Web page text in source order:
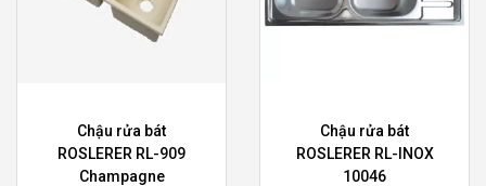
Chậu rửa bát
ROSLERER RL-909
Champagne
Chậu rửa bát
ROSLERER RL-INOX
10046